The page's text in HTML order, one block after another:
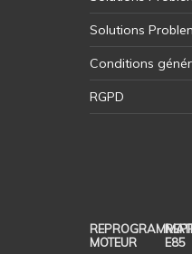
Solutions
Conditions
RGPD
MOTEUR
E85